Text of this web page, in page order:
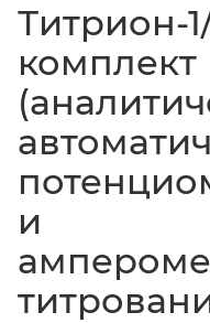
Титрион-
комплект
и